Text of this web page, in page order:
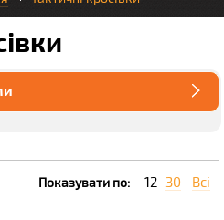
Показувати по: 12 30 Всі